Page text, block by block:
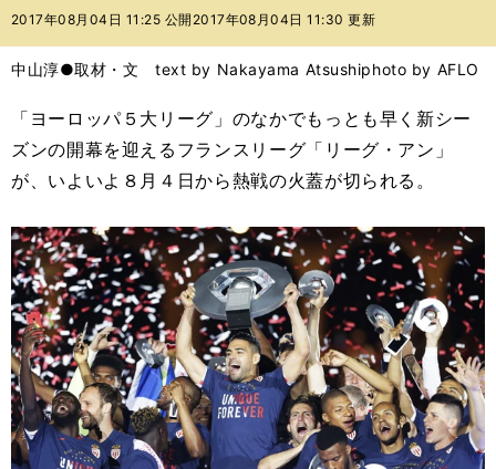
ー
バ
2017年08月04日 11:25 公開 2017年08月04日 11:30 更新
中山淳●取材・文 text by Nakayama Atsushiphoto by AFLO
「ヨーロッパ５大リーグ」のなかでもっとも早く新シー
ズンの開幕を迎えるフランスリーグ「リーグ・アン」
が、いよいよ８月４日から熱戦の火蓋が切られる。